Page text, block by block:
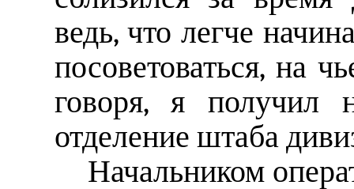
ведь, что легче
посоветоваться, на
говоря, я получил
отделение штаба
Начальником